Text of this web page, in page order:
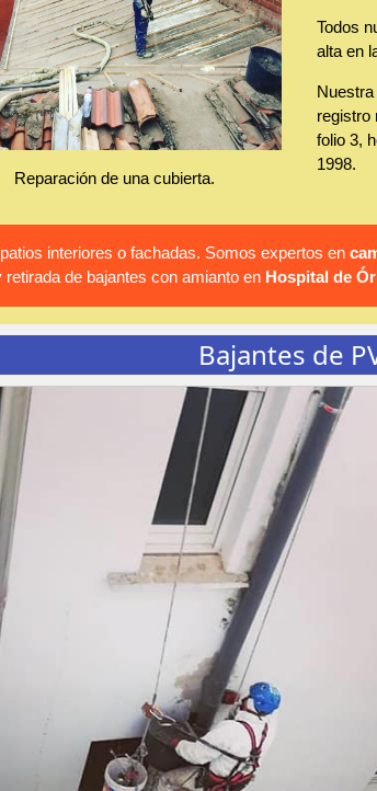
Reparación de una cubierta.
Todos
alta en
registro
folio 3,
1998.
interiores o fachadas. Somos expertos en
de bajantes con amianto en Hospital de
Bajantes de